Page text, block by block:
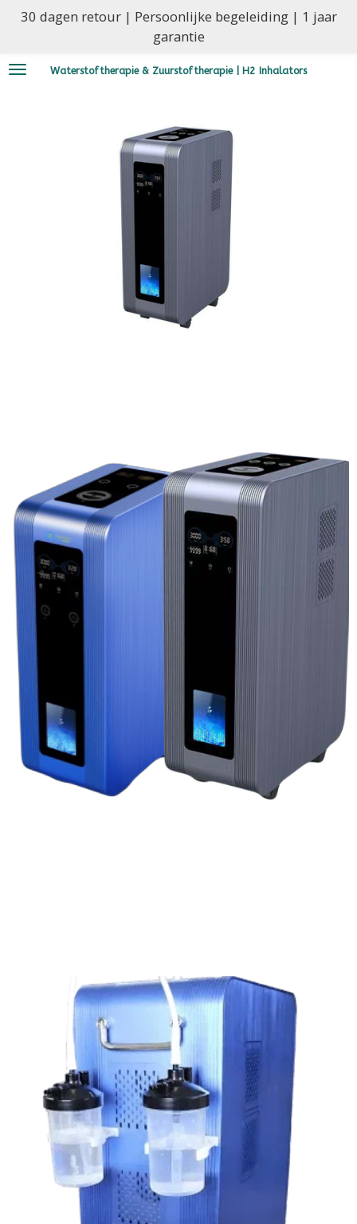
Ga
de
Waterstoftherapie & Zuurstoftherapie | H2 Inhalators
30 dagen retour | Persoonlijke begeleiding | 1 jaar
garantie